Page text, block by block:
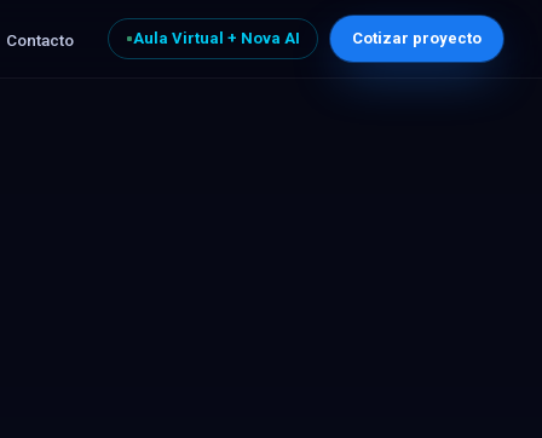
Contacto Aula Virtual + Nova AI Cotizar proyecto